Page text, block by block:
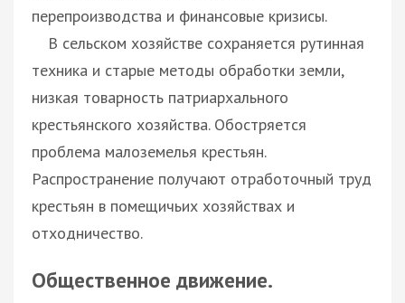
перепроизводства и финансовые кризисы.
В сельском хозяйстве сохраняется рутинная
техника и старые методы обработки земли,
низкая товарность патриархального
крестьянского хозяйства. Обостряется
проблема малоземелья крестьян.
Распространение получают отработочный труд
крестьян в помещичьих хозяйствах и
отходничество.
Общественное движение.